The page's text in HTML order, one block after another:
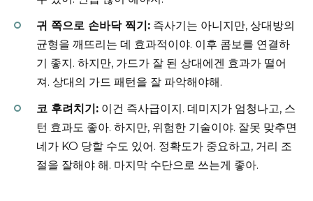
귀 쪽으로 손바닥 찍기: 즉사기는 아니지만, 상대방의
균형을 깨뜨리는 데 효과적이야. 이후 콤보를 연결하
기 좋지. 하지만, 가드가 잘 된 상대에겐 효과가 떨어
져. 상대의 가드 패턴을 잘 파악해야해.
코 후려치기: 이건 즉사급이지. 데미지가 엄청나고, 스
턴 효과도 좋아. 하지만, 위험한 기술이야. 잘못 맞추면
네가 KO 당할 수도 있어. 정확도가 중요하고, 거리 조
절을 잘해야 해. 마지막 수단으로 쓰는게 좋아.